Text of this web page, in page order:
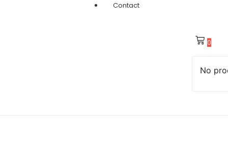
Contact
0
No